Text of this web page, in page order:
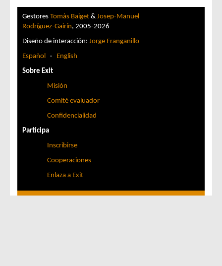
Gestores Tomàs Baiget & Josep-Manuel
Rodríguez-Gairín, 2005-2026
Diseño de interacción: Jorge Franganillo
Español · English
Sobre Exit
Misión
Comité evaluador
Confidencialidad
Participa
Inscribirse
Cooperaciones
Enlaza a Exit